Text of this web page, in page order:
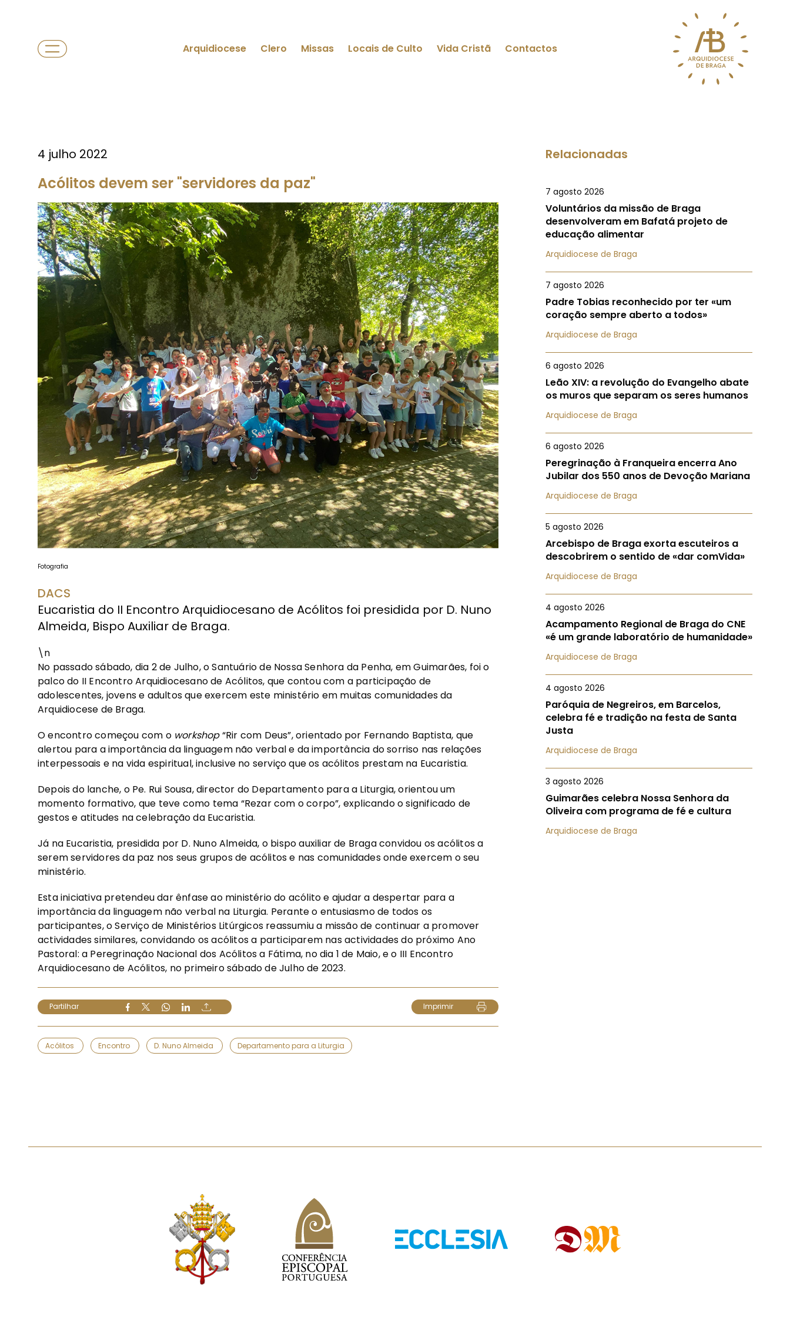
Arquidiocese Clero Missas Locais de Culto Vida Cristã Contactos
4 julho 2022
Acólitos devem ser "servidores da paz"
Fotografia
DACS
Eucaristia do II Encontro Arquidiocesano de Acólitos foi presidida por D. Nuno
Almeida, Bispo Auxiliar de Braga.
\n
No passado sábado, dia 2 de Julho, o Santuário de Nossa Senhora da Penha, em Guimarães, foi o
palco do II Encontro Arquidiocesano de Acólitos, que contou com a participação de
adolescentes, jovens e adultos que exercem este ministério em muitas comunidades da
Arquidiocese de Braga.
O encontro começou com o workshop“Rir com Deus”, orientado por Fernando Baptista, que
alertou para a importância da linguagem não verbal e da importância do sorriso nas relações
interpessoais e na vida espiritual, inclusive no serviço que os acólitos prestam na Eucaristia.
Depois do lanche, o Pe. Rui Sousa, director do Departamento para a Liturgia, orientou um
momento formativo, que teve como tema “Rezar com o corpo”, explicando o significado de
gestos e atitudes na celebração da Eucaristia.
Já na Eucaristia, presidida por D. Nuno Almeida, o bispo auxiliar de Braga convidou os acólitos a
serem servidores da paz nos seus grupos de acólitos e nas comunidades onde exercem o seu
ministério.
Esta iniciativa pretendeu dar ênfase ao ministério do acólito e ajudar a despertar para a
importância da linguagem não verbal na Liturgia. Perante o entusiasmo de todos os
participantes, o Serviço de Ministérios Litúrgicos reassumiu a missão de continuar a promover
actividades similares, convidando os acólitos a participarem nas actividades do próximo Ano
Pastoral: a Peregrinação Nacional dos Acólitos a Fátima, no dia 1 de Maio, e o III Encontro
Arquidiocesano de Acólitos, no primeiro sábado de Julho de 2023.
Partilhar Imprimir
Acólitos Encontro D. Nuno Almeida Departamento para a Liturgia
Relacionadas
7 agosto 2026
Voluntários da missão de Braga
desenvolveram em Bafatá projeto de
educação alimentar
Arquidiocese de Braga
7 agosto 2026
Padre Tobias reconhecido por ter «um
coração sempre aberto a todos»
Arquidiocese de Braga
6 agosto 2026
Leão XIV: a revolução do Evangelho abate
os muros que separam os seres humanos
Arquidiocese de Braga
6 agosto 2026
Peregrinação à Franqueira encerra Ano
Jubilar dos 550 anos de Devoção Mariana
Arquidiocese de Braga
5 agosto 2026
Arcebispo de Braga exorta escuteiros a
descobrirem o sentido de «dar comVida»
Arquidiocese de Braga
4 agosto 2026
Acampamento Regional de Braga do CNE
«é um grande laboratório de humanidade»
Arquidiocese de Braga
4 agosto 2026
Paróquia de Negreiros, em Barcelos,
celebra fé e tradição na festa de Santa
Justa
Arquidiocese de Braga
3 agosto 2026
Guimarães celebra Nossa Senhora da
Oliveira com programa de fé e cultura
Arquidiocese de Braga